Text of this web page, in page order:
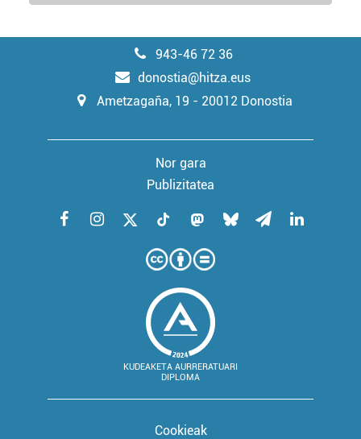
943-46 72 36
donostia@hitza.eus
Ametzagaña, 19 - 20012 Donostia
Nor gara
Publizitatea
KUDEAKETA AURRERATUARI
DIPLOMA
Cookieak